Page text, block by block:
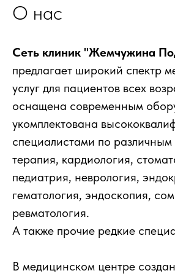
О нас
Сеть клиник "Жемчужина
предлагает широкий спектр
услуг для пациентов всех
оснащена современным
укомплектована
специалистами по
терапия, кардиология,
педиатрия, неврология,
гематология, эндоскопия,
ревматология.
А также прочие редкие
В медицинском центре